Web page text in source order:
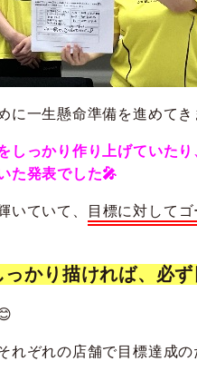
一生懸命準備を進めてき
しっかり作り上げていた
た発表でした🎤
ていて、 目標に対して
かり描ければ、必ず
れぞれの店舗で目標達成